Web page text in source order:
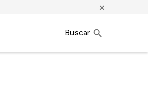
×
Buscar